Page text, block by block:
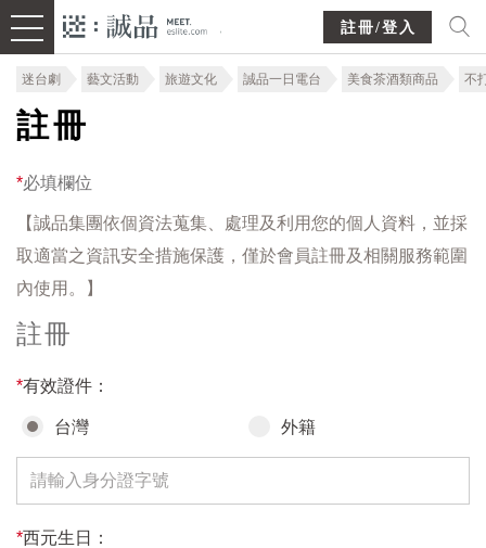
註冊/登入
迷台劇 藝文活動 旅遊文化 誠品一日電台 美食茶酒類商品 不
註冊
*必填欄位
【誠品集團依個資法蒐集、處理及利用您的個人資料，並採
取適當之資訊安全措施保護，僅於會員註冊及相關服務範圍
內使用。】
註冊
*有效證件：
台灣 外籍
*西元生日：